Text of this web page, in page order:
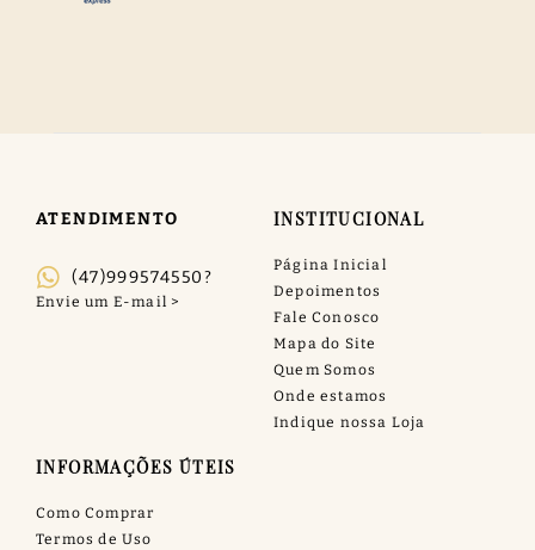
ATENDIMENTO
(47)999574550?
INSTITUCIONAL
Página Inicial
Depoimentos
Fale Conosco
Mapa do Site
Quem Somos
Onde estamos
Indique nossa Loja
INFORMAÇÕES ÚTEIS
Como Comprar
Termos de Uso